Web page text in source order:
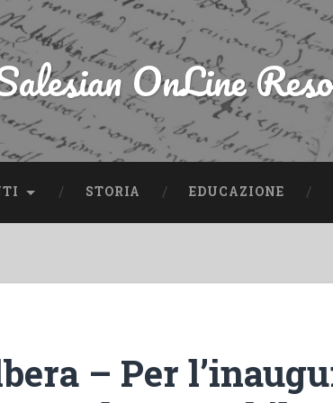
OnLine
STORIA EDUCAZIONE
– Per